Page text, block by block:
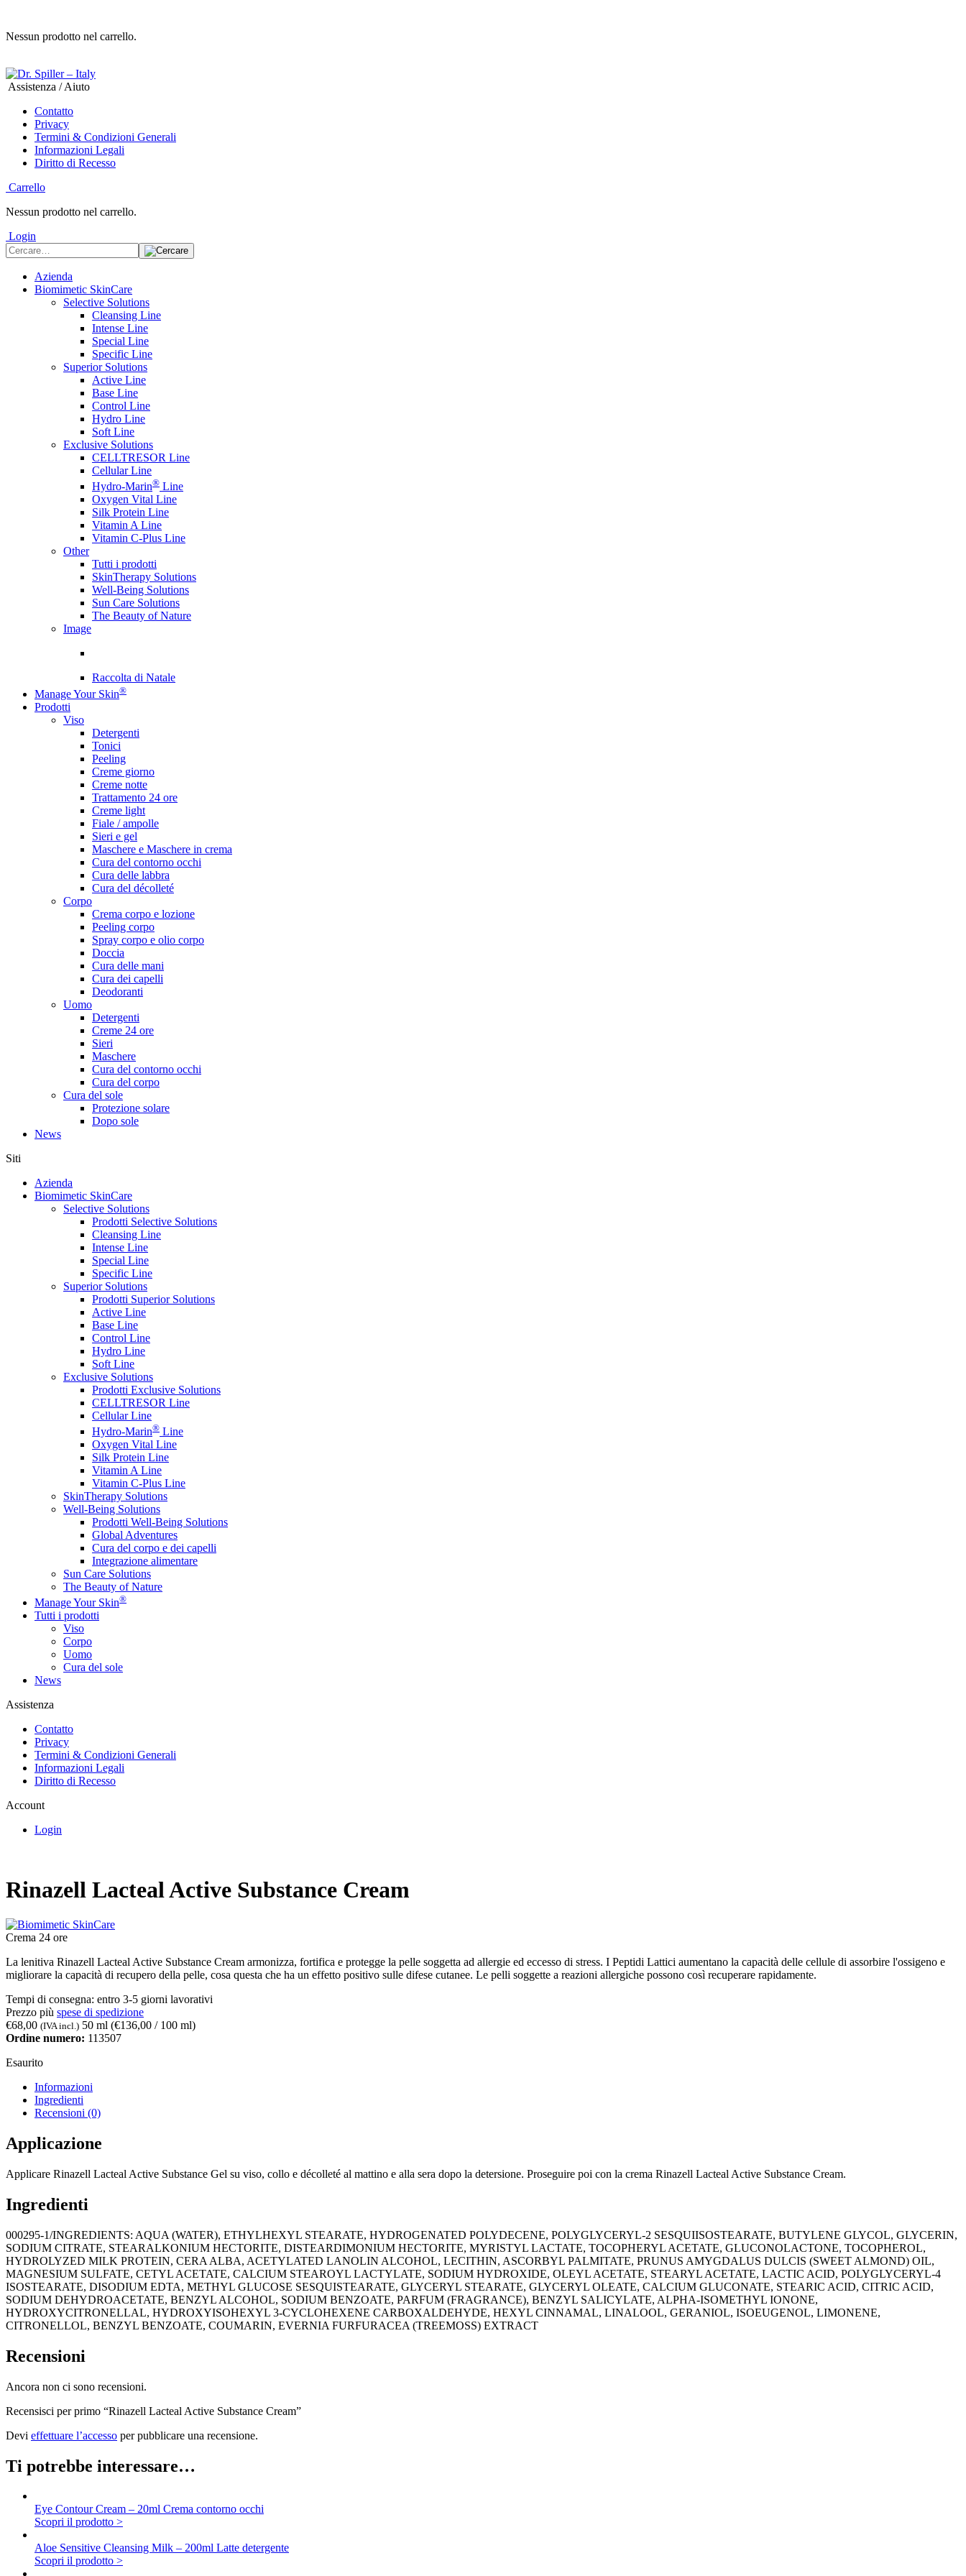
Nessun prodotto nel carrello.
Assistenza / Aiuto
Contatto
Privacy
Termini & Condizioni Generali
Informazioni Legali
Diritto di Recesso
Carrello
Nessun prodotto nel carrello.
Login
Azienda
Biomimetic SkinCare
Selective Solutions
Cleansing Line
Intense Line
Special Line
Specific Line
Superior Solutions
Active Line
Base Line
Control Line
Hydro Line
Soft Line
Exclusive Solutions
CELLTRESOR Line
Cellular Line
Hydro-Marin® Line
Oxygen Vital Line
Silk Protein Line
Vitamin A Line
Vitamin C-Plus Line
Other
Tutti i prodotti
SkinTherapy Solutions
Well-Being Solutions
Sun Care Solutions
The Beauty of Nature
Image
Raccolta di Natale
Manage Your Skin®
Prodotti
Viso
Detergenti
Tonici
Peeling
Creme giorno
Creme notte
Trattamento 24 ore
Creme light
Fiale / ampolle
Sieri e gel
Maschere e Maschere in crema
Cura del contorno occhi
Cura delle labbra
Cura del décolleté
Corpo
Crema corpo e lozione
Peeling corpo
Spray corpo e olio corpo
Doccia
Cura delle mani
Cura dei capelli
Deodoranti
Uomo
Detergenti
Creme 24 ore
Sieri
Maschere
Cura del contorno occhi
Cura del corpo
Cura del sole
Protezione solare
Dopo sole
News
Siti
Azienda
Biomimetic SkinCare
Selective Solutions
Prodotti Selective Solutions
Cleansing Line
Intense Line
Special Line
Specific Line
Superior Solutions
Prodotti Superior Solutions
Active Line
Base Line
Control Line
Hydro Line
Soft Line
Exclusive Solutions
Prodotti Exclusive Solutions
CELLTRESOR Line
Cellular Line
Hydro-Marin® Line
Oxygen Vital Line
Silk Protein Line
Vitamin A Line
Vitamin C-Plus Line
SkinTherapy Solutions
Well-Being Solutions
Prodotti Well-Being Solutions
Global Adventures
Cura del corpo e dei capelli
Integrazione alimentare
Sun Care Solutions
The Beauty of Nature
Manage Your Skin®
Tutti i prodotti
Viso
Corpo
Uomo
Cura del sole
News
Assistenza
Contatto
Privacy
Termini & Condizioni Generali
Informazioni Legali
Diritto di Recesso
Account
Login
Rinazell Lacteal Active Substance Cream
Crema 24 ore
La lenitiva Rinazell Lacteal Active Substance Cream armonizza, fortifica e protegge la pelle soggetta ad allergie ed eccesso di stress. I Peptidi Lattici aumentano la capacità delle cellule di assorbire l'ossigeno e
migliorare la capacità di recupero della pelle, cosa questa che ha un effetto positivo sulle difese cutanee. Le pelli soggette a reazioni allergiche possono così recuperare rapidamente.
Tempi di consegna: entro 3-5 giorni lavorativi
Prezzo più spese di spedizione
€68,00 (IVA incl.) 50 ml (€136,00 / 100 ml)
Ordine numero: 113507
Esaurito
Informazioni
Ingredienti
Recensioni (0)
Applicazione
Applicare Rinazell Lacteal Active Substance Gel su viso, collo e décolleté al mattino e alla sera dopo la detersione. Proseguire poi con la crema Rinazell Lacteal Active Substance Cream.
Ingredienti
000295-1/INGREDIENTS: AQUA (WATER), ETHYLHEXYL STEARATE, HYDROGENATED POLYDECENE, POLYGLYCERYL-2 SESQUIISOSTEARATE, BUTYLENE GLYCOL, GLYCERIN,
SODIUM CITRATE, STEARALKONIUM HECTORITE, DISTEARDIMONIUM HECTORITE, MYRISTYL LACTATE, TOCOPHERYL ACETATE, GLUCONOLACTONE, TOCOPHEROL,
HYDROLYZED MILK PROTEIN, CERA ALBA, ACETYLATED LANOLIN ALCOHOL, LECITHIN, ASCORBYL PALMITATE, PRUNUS AMYGDALUS DULCIS (SWEET ALMOND) OIL,
MAGNESIUM SULFATE, CETYL ACETATE, CALCIUM STEAROYL LACTYLATE, SODIUM HYDROXIDE, OLEYL ACETATE, STEARYL ACETATE, LACTIC ACID, POLYGLYCERYL-4
ISOSTEARATE, DISODIUM EDTA, METHYL GLUCOSE SESQUISTEARATE, GLYCERYL STEARATE, GLYCERYL OLEATE, CALCIUM GLUCONATE, STEARIC ACID, CITRIC ACID,
SODIUM DEHYDROACETATE, BENZYL ALCOHOL, SODIUM BENZOATE, PARFUM (FRAGRANCE), BENZYL SALICYLATE, ALPHA-ISOMETHYL IONONE,
HYDROXYCITRONELLAL, HYDROXYISOHEXYL 3-CYCLOHEXENE CARBOXALDEHYDE, HEXYL CINNAMAL, LINALOOL, GERANIOL, ISOEUGENOL, LIMONENE,
CITRONELLOL, BENZYL BENZOATE, COUMARIN, EVERNIA FURFURACEA (TREEMOSS) EXTRACT
Recensioni
Ancora non ci sono recensioni.
Recensisci per primo “Rinazell Lacteal Active Substance Cream”
Devi effettuare l’accesso per pubblicare una recensione.
Ti potrebbe interessare…
Eye Contour Cream – 20ml Crema contorno occhi
Scopri il prodotto >
Aloe Sensitive Cleansing Milk – 200ml Latte detergente
Scopri il prodotto >